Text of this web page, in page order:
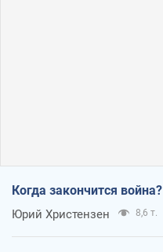
Когда закончится война?
Юрий Христензен 8,6 т.